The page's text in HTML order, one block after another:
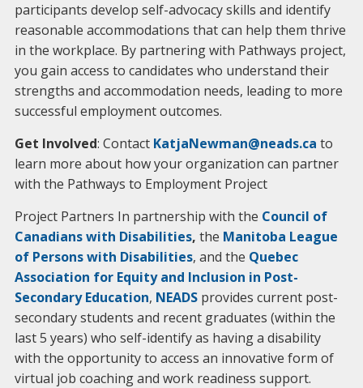
participants develop self-advocacy skills and identify
reasonable accommodations that can help them thrive
in the workplace. By partnering with Pathways project,
you gain access to candidates who understand their
strengths and accommodation needs, leading to more
successful employment outcomes.
Get Involved: Contact KatjaNewman@neads.ca to
learn more about how your organization can partner
with the Pathways to Employment Project
Project Partners In partnership with the Council of
Canadians with Disabilities, the Manitoba League
of Persons with Disabilities, and the Quebec
Association for Equity and Inclusion in Post-
Secondary Education, NEADS provides current post-
secondary students and recent graduates (within the
last 5 years) who self-identify as having a disability
with the opportunity to access an innovative form of
virtual job coaching and work readiness support.